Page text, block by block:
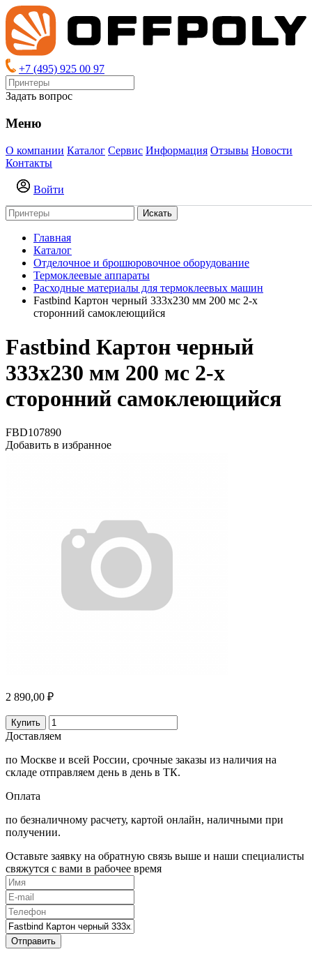
+7 (495) 925 00 97
Задать вопрос
Меню
О компании Каталог Сервис Информация Отзывы Новости
Контакты
Войти
Искать
Главная
Каталог
Отделочное и брошюровочное оборудование
Термоклеевые аппараты
Расходные материалы для термоклеевых машин
Fastbind Картон черный 333х230 мм 200 мс 2-х
сторонний самоклеющийся
Fastbind Картон черный
333х230 мм 200 мс 2-х
сторонний самоклеющийся
FBD107890
Добавить в избранное
2 890,00 ₽
Купить
Доставляем
по Москве и всей России, срочные заказы из наличия на
складе отправляем день в день в ТК.
Оплата
по безналичному расчету, картой онлайн, наличными при
получении.
Оставьте заявку на обратную связь выше и наши специалисты
свяжутся с вами в рабочее время
Отправить